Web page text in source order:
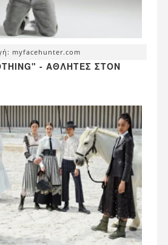
myfacehunter.com
- ΑΘΛΗΤΈΣ ΣΤΟΝ